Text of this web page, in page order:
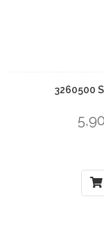
3260500
5,90